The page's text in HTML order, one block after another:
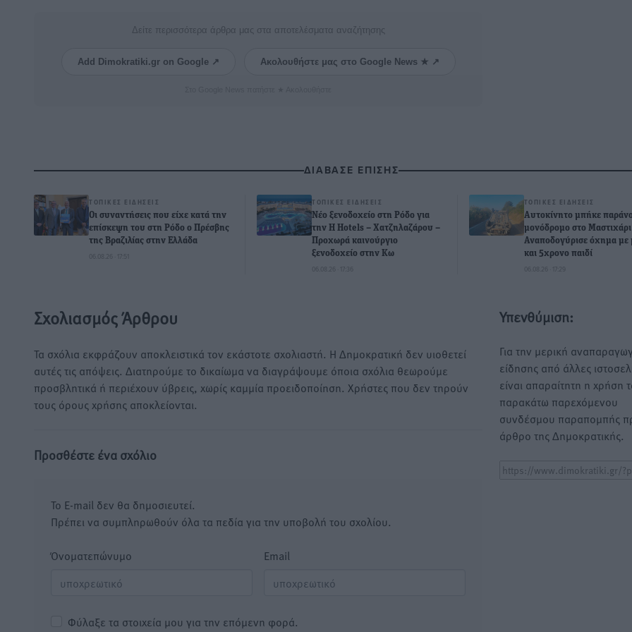
Δείτε περισσότερα άρθρα μας στα αποτελέσματα αναζήτησης
Add Dimokratiki.gr on Google ↗ Ακολουθήστε μας στο Google News ★ ↗
ΔΙΑΒΑΣΕ ΕΠΙΣΗΣ
ΤΟΠΙΚΈΣ ΕΙΔΉΣΕΙΣ
Οι συναντήσεις που είχε κατά την
επίσκεψη του στη Ρόδο ο Πρέσβης
της Βραζιλίας στην Ελλάδα
06.08.26 · 17:51
ΤΟΠΙΚΈΣ ΕΙΔΉΣΕΙΣ
Νέο ξενοδοχείο στη Ρόδο για
την H Hotels – Χατζηλαζάρου –
Προχωρά καινούργιο
ξενοδοχείο στην Κω
06.08.26 · 17:36
ΤΟΠΙΚΈΣ ΕΙΔΉΣΕΙΣ
Αυτοκίνητο μπήκε
μονόδρομο στο
Αναποδογύρισε όχημα με
και 5χρονο παιδί
06.08.26 · 17:29
Σχολιασμός Άρθρου
Τα σχόλια εκφράζουν αποκλειστικά τον εκάστοτε σχολιαστή. Η Δημοκρατική δεν υιοθετεί
αυτές τις απόψεις. Διατηρούμε το δικαίωμα να διαγράψουμε όποια σχόλια θεωρούμε
προσβλητικά ή περιέχουν ύβρεις, χωρίς καμμία προειδοποίηση. Χρήστες που δεν τηρούν
τους όρους χρήσης αποκλείονται.
Προσθέστε ένα σχόλιο
Το E-mail δεν θα δημοσιευτεί.
Πρέπει να συμπληρωθούν όλα τα πεδία για την υποβολή του σχολίου.
Όνοματεπώνυμο Email
Φύλαξε τα στοιχεία μου για την επόμενη φορά.
Υπενθύμιση:
Για την μερική
είδησης από άλλες
είναι απαραίτητη η χρήση
παρακάτω παρεχόμενου
συνδέσμου παραπομπής
άρθρο της Δημοκρατικής.